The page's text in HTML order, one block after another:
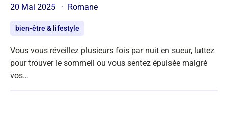
20 Mai 2025 Romane
bien-être & lifestyle
Vous vous réveillez plusieurs fois par nuit en sueur, luttez
pour trouver le sommeil ou vous sentez épuisée malgré
vos…